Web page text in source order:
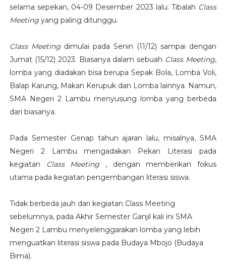
selama sepekan, 04-09 Desember 2023 lalu. Tibalah Class
Meetingyang paling ditunggu.
Class Meetingdimulai pada Senin (11/12) sampai dengan
Jumat (15/12) 2023. Biasanya dalam sebuah Class Meeting,
lomba yang diadakan bisa berupa Sepak Bola, Lomba Voli,
Balap Karung, Makan Kerupuk dan Lomba lainnya. Namun,
SMA Negeri 2 Lambu menyusung lomba yang berbeda
dari biasanya.
Pada Semester Genap tahun ajaran lalu, misalnya, SMA
Negeri 2 Lambu mengadakan Pekan Literasi pada
kegiatan Class Meeting , dengan memberikan fokus
utama pada kegiatan pengembangan literasi siswa.
Tidak berbeda jauh dari kegiatan Class Meeting
sebelumnya, pada Akhir Semester Ganjil kali ini SMA
Negeri 2 Lambu menyelenggarakan lomba yang lebih
menguatkan literasi siswa pada Budaya Mbojo (Budaya
Bima).